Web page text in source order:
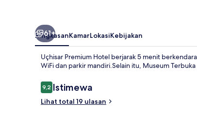
61+
RingkasanKamarLokasiKebijakan
Uçhisar Premium Hotel berjarak 5 menit
WiFi dan parkir mandiri.Selain itu, Museum
Ulasan
9,29,2 dari 10
Istimewa
Lihat total 19 ulasan